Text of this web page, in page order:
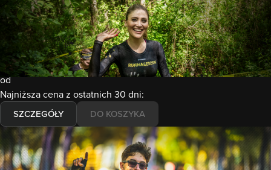
10-11.10.2026
Runmageddon
WARSZAWA TWIERDZA MODLIN
Wybierz formułę
od
Najniższa cena z ostatnich 30 dni:
SZCZEGÓŁY DO KOSZYKA
24-25.10.2026
Runmageddon